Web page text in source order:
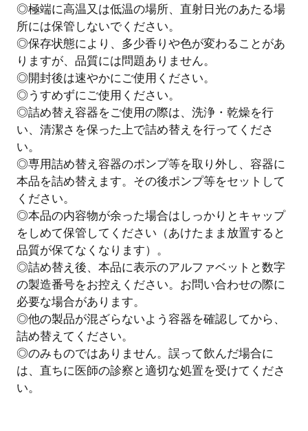
◎極端に高温又は低温の場所、直射日光のあたる場
所には保管しないでください。
◎保存状態により、多少香りや色が変わることがあ
りますが、品質には問題ありません。
◎開封後は速やかにご使用ください。
◎うすめずにご使用ください。
◎詰め替え容器をご使用の際は、洗浄・乾燥を行
い、清潔さを保った上で詰め替えを行ってくださ
い。
◎専用詰め替え容器のポンプ等を取り外し、容器に
本品を詰め替えます。その後ポンプ等をセットして
ください。
◎本品の内容物が余った場合はしっかりとキャップ
をしめて保管してください（あけたまま放置すると
品質が保てなくなります）。
◎詰め替え後、本品に表示のアルファベットと数字
の製造番号をお控えください。お問い合わせの際に
必要な場合があります。
◎他の製品が混ざらないよう容器を確認してから、
詰め替えてください。
◎のみものではありません。誤って飲んだ場合に
は、直ちに医師の診察と適切な処置を受けてくださ
い。